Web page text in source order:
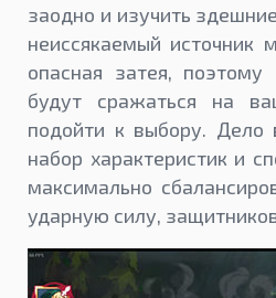
заодно и изучить
неиссякаемый источник
опасная затея,
будут сражаться на
подойти к выбору.
набор характеристик и
максимально
ударную силу,